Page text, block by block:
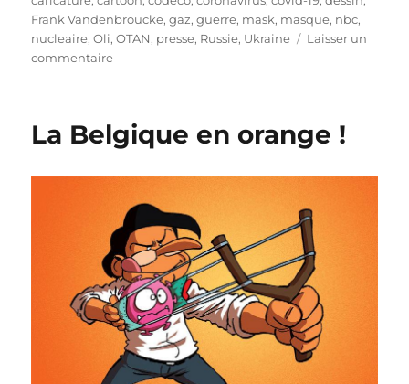
Frank Vandenbroucke,gaz,guerre, mask, masque, nbc,
nucleaire,Oli,OTAN, presse, Russie, Ukraine
Laisser un
commentairesur
vue
!
La Belgique en orange !